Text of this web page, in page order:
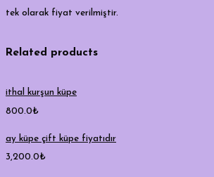
tek olarak fiyat verilmiştir.
Related products
ithal kurşun küpe
800.0₺
ay küpe çift küpe fiyatıdır
3,200.0₺